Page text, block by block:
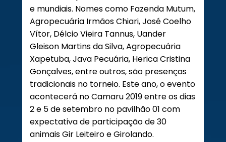
e mundiais. Nomes como Fazenda Mutum,
Agropecuária Irmãos Chiari, José Coelho
Vítor, Délcio Vieira Tannus, Uander
Gleison Martins da Silva, Agropecuária
Xapetuba, Java Pecuária, Herica Cristina
Gonçalves, entre outros, são presenças
tradicionais no torneio. Este ano, o evento
acontecerá no Camaru 2019 entre os dias
2 e 5 de setembro no pavilhão 01 com
expectativa de participação de 30
animais Gir Leiteiro e Girolando.